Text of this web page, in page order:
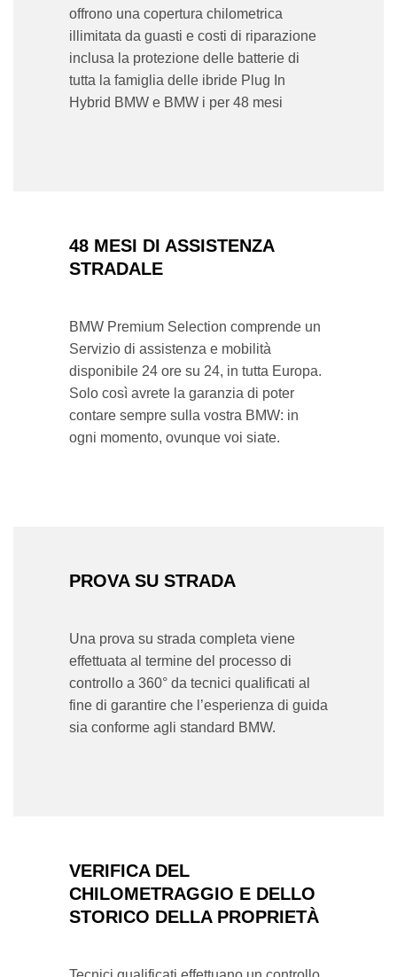
offrono una copertura chilometrica
illimitata da guasti e costi di riparazione
inclusa la protezione delle batterie di
tutta la famiglia delle ibride Plug In
Hybrid BMW e BMW i per 48 mesi
48 MESI DI ASSISTENZA
STRADALE
BMW Premium Selection comprende un
Servizio di assistenza e mobilità
disponibile 24 ore su 24, in tutta Europa.
Solo così avrete la garanzia di poter
contare sempre sulla vostra BMW: in
ogni momento, ovunque voi siate.
PROVA SU STRADA
Una prova su strada completa viene
effettuata al termine del processo di
controllo a 360° da tecnici qualificati al
fine di garantire che l’esperienza di guida
sia conforme agli standard BMW.
VERIFICA DEL
CHILOMETRAGGIO E DELLO
STORICO DELLA PROPRIETÀ